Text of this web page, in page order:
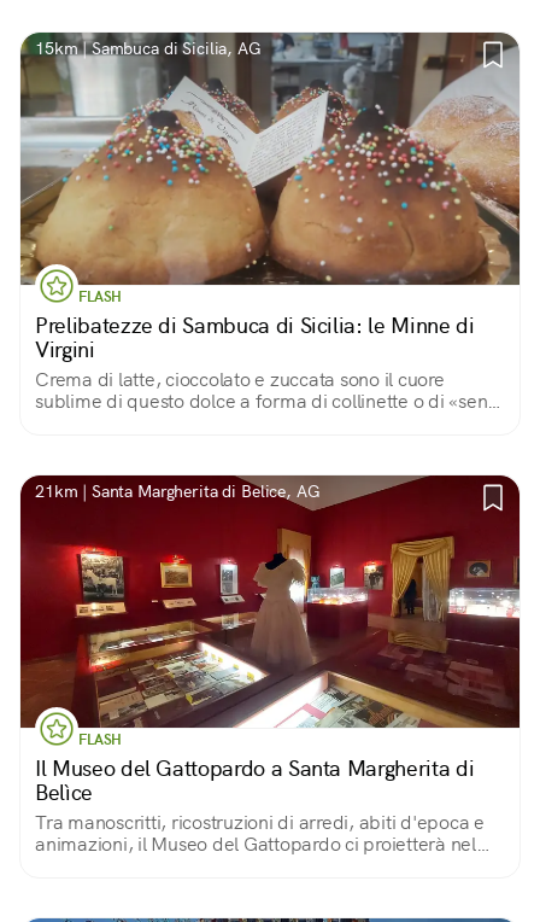
15km | Sambuca di Sicilia, AG
FLASH
Prelibatezze di Sambuca di Sicilia: le Minne di
Virgini
Crema di latte, cioccolato e zuccata sono il cuore
sublime di questo dolce a forma di collinette o di «seni
21km | Santa Margherita di Belice, AG
FLASH
Il Museo del Gattopardo a Santa Margherita di
Belìce
Tra manoscritti, ricostruzioni di arredi, abiti d'epoca e
animazioni, il Museo del Gattopardo ci proietterà nel